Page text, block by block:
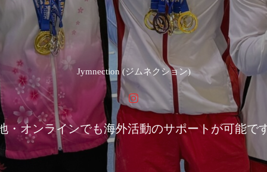
Jymnection (ジムネクション)
・オンラインでも海外活動のサポートが可能で